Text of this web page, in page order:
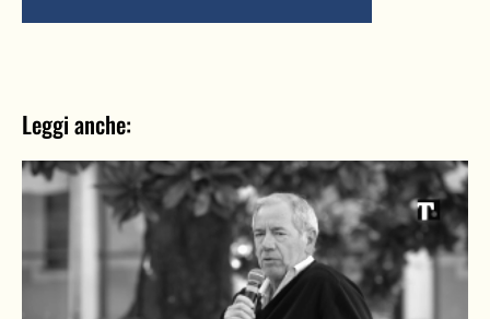
Leggi anche: